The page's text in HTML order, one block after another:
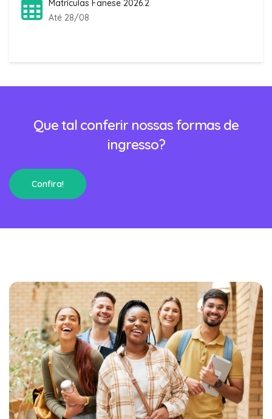
Matrículas Fanese 2026.2
Até 28/08
Que tal conferir nossas formas de
ingresso?
Confira!